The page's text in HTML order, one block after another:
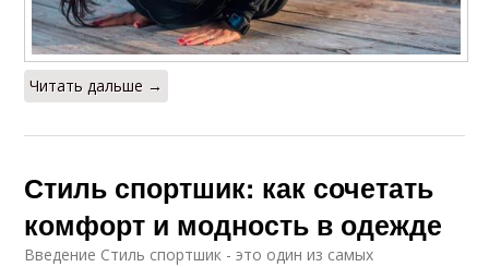
Читать дальше →
Стиль спортшик: как сочетать
комфорт и модность в одежде
Введение Стиль спортшик - это один из самых